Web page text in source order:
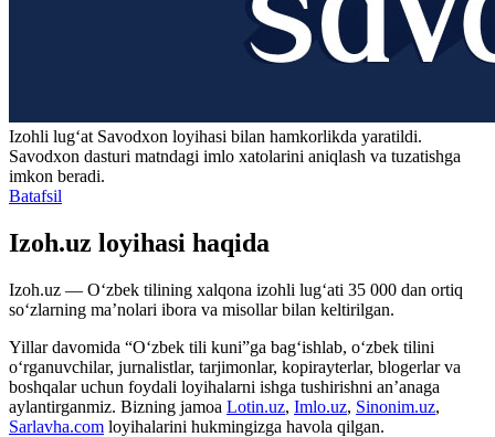
Izohli lugʻat Savodxon loyihasi bilan hamkorlikda yaratildi.
Savodxon dasturi matndagi imlo xatolarini aniqlash va tuzatishga
imkon beradi.
Batafsil
Izoh.uz loyihasi haqida
Izoh.uz — O‘zbek tilining xalqona izohli lug‘ati 35 000 dan ortiq
so‘zlarning ma’nolari ibora va misollar bilan keltirilgan.
Yillar davomida “O‘zbek tili kuni”ga bag‘ishlab, o‘zbek tilini
o‘rganuvchilar, jurnalistlar, tarjimonlar, kopirayterlar, blogerlar va
boshqalar uchun foydali loyihalarni ishga tushirishni an’anaga
aylantirganmiz. Bizning jamoa Lotin.uz, Imlo.uz, Sinonim.uz,
Sarlavha.com loyihalarini hukmingizga havola qilgan.